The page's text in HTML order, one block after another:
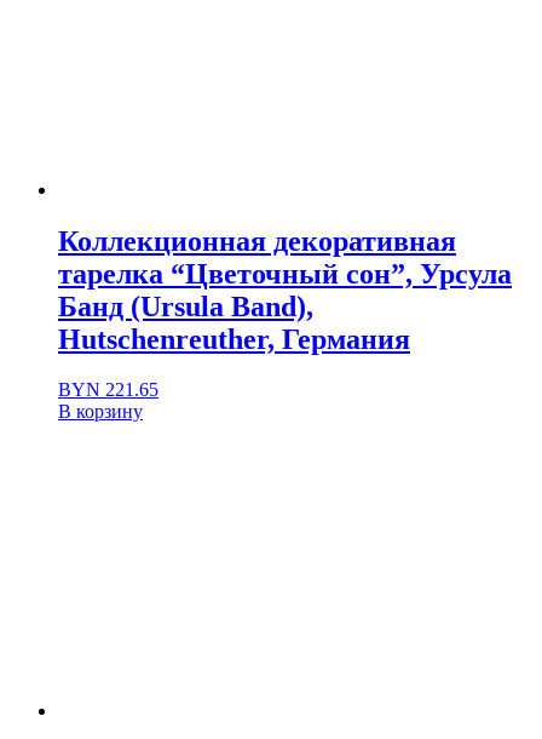
Коллекционная декоративная
тарелка “Цветочный сон”, Урсула
Банд (Ursula Band),
Hutschenreuther, Германия
BYN 221.65
В корзину